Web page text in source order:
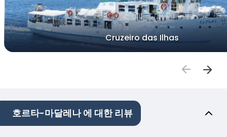
Cruzeiro das Ilhas
호르타-마달레나 에 대한 리뷰